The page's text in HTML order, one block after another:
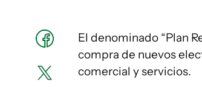
El denominado “Plan
compra de nuevos
comercial y servicios.